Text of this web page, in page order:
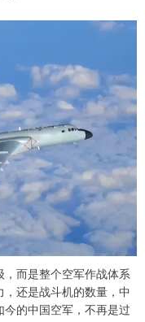
而是整个空军作战体系
还是战斗机的数量，中
的中国空军，不再是过